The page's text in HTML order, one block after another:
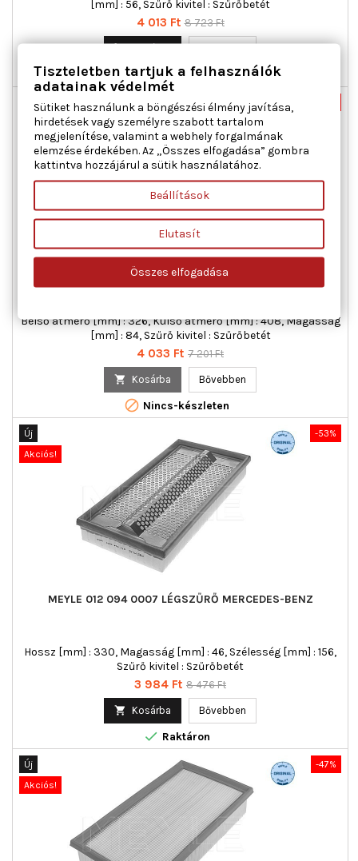
[mm] : 56, Szűrő kivitel : Szűrőbetét
Ár
4 013 Ft Normál
ár
8 723 Ft
Raktáron
Nincs-készleten
Akciós!
MEYLE 012 094 0006 LÉGSZŰRŐ MERCEDES-BENZ
Belső átmérő [mm] : 326, Külső átmérő [mm] : 408, Magasság
[mm] : 84, Szűrő kivitel : Szűrőbetét
Ár
4 033 Ft Normál
7 201 Ft
 Kosárba Bővebben
 Nincs-készleten
-53%
Új
Akciós!
MEYLE 012 094 0007 LÉGSZŰRŐ MERCEDES-BENZ
Hossz [mm] : 330, Magasság [mm] : 46, Szélesség [mm] : 156,
Szűrő kivitel : Szűrőbetét
Ár
3 984 Ft Normál
8 476 Ft
 Kosárba Bővebben
 Raktáron
-47%
Új
Akciós!
Tiszteletben tartjuk a felhasználók
adatainak védelmét
Sütiket használunk a böngészési élmény javítása,
hirdetések vagy személyre szabott tartalom
megjelenítése, valamint a webhely forgalmának
elemzése érdekében. Az „Összes elfogadása” gombra
kattintva hozzájárul a sütik használatához.
Beállítások
Elutasít
Összes elfogadása